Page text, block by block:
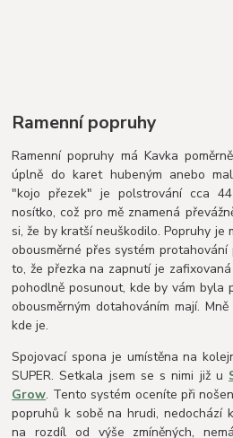
Ramenní popruhy
Ramenní popruhy má Kavka
úplně do karet hubeným anebo
"kojo přezek" je polstrování cca
nosítko, což pro mě znamená
si, že by kratší neuškodilo. Popruhy je
obousměrné přes systém
to, že přezka na zapnutí je
pohodlně posunout, kde by vám byla
obousměrným dotahováním mají.
kde je.
Spojovací spona je umístěna na
SUPER. Setkala jsem se s nimi již u
Grow. Tento systém oceníte při
popruhů k sobě na hrudi, nedochází
na rozdíl od výše zmíněných,